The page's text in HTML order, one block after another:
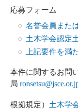
応募フォーム
名誉会員また
土木学会認定
上記要件を満
本件に関するお問
局
根拠規定） 土木学